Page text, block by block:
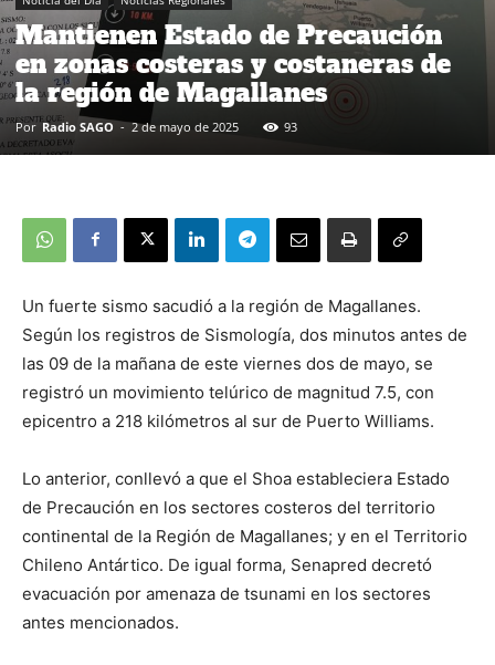
Mantienen Estado de Precaución
en zonas costeras y costaneras de
la región de Magallanes
Por Radio SAGO - 2 de mayo de 2025 93
Un fuerte sismo sacudió a la región de Magallanes.
Según los registros de Sismología, dos minutos antes de
las 09 de la mañana de este viernes dos de mayo, se
registró un movimiento telúrico de magnitud 7.5, con
epicentro a 218 kilómetros al sur de Puerto Williams.
Lo anterior, conllevó a que el Shoa estableciera Estado
de Precaución en los sectores costeros del territorio
continental de la Región de Magallanes; y en el Territorio
Chileno Antártico. De igual forma, Senapred decretó
evacuación por amenaza de tsunami en los sectores
antes mencionados.